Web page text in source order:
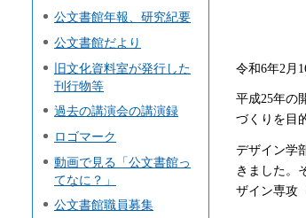
公文書館年報、研究紀要
公文書館だより
旧文化資料室が発行した
刊行物等
過去の講演会の講演録
ロゴマーク
動画で見る「公文書館っ
てなに？」
公文書館職員募集
令和6年2月
平成25年の
づくりを目
デザイン学
きました。
ザイン専攻